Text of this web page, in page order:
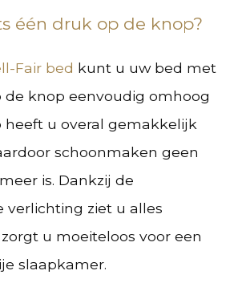
één druk op de knop?
Fair bed kunt u uw bed met
de knop eenvoudig omhoog
heeft u overal gemakkelijk
schoonmaken geen
is. Dankzij de
verlichting ziet u alles
u moeiteloos voor een
slaapkamer.